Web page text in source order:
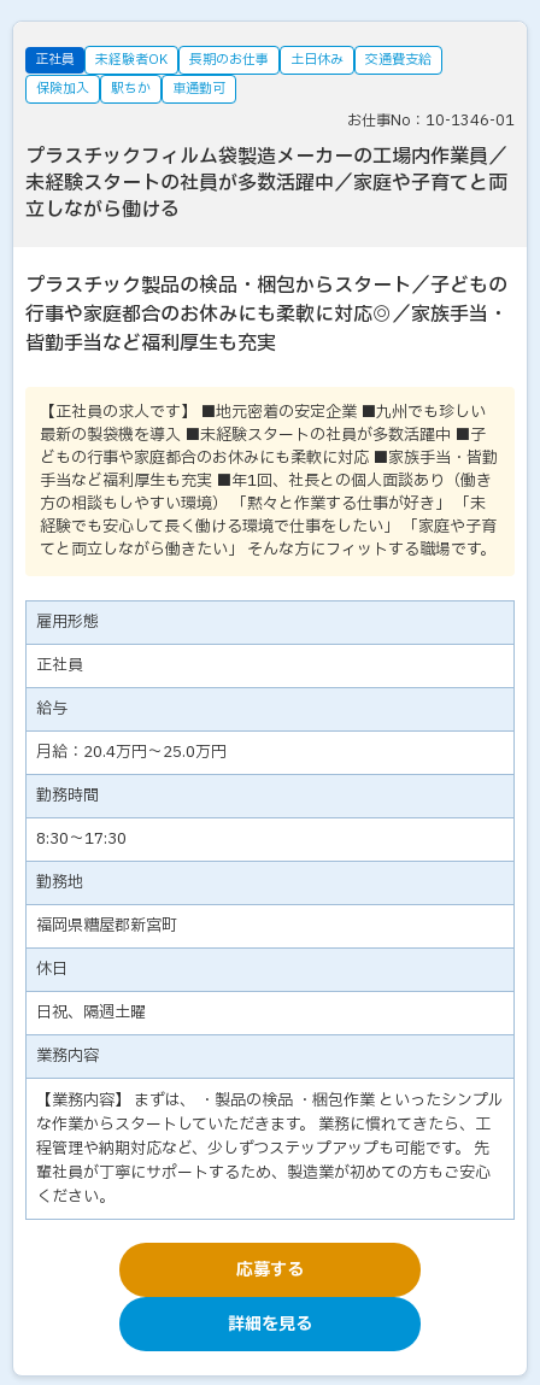
正社員 未経験者OK 長期のお仕事 土日休み
交通費支給
保険加入
駅ちか 車通勤可
お仕事No：10-1346-01
プラスチックフィルム袋製造メーカーの工場内作業員／
未経験スタートの社員が多数活躍中／家庭や子育てと両
立しながら働ける
プラスチック製品の検品・梱包からスタート／子どもの
行事や家庭都合のお休みにも柔軟に対応◎／家族手当・
皆勤手当など福利厚生も充実
【正社員の求人です】 ■地元密着の安定企業 ■九州でも珍しい
最新の製袋機を導入 ■未経験スタートの社員が多数活躍中 ■子
どもの行事や家庭都合のお休みにも柔軟に対応 ■家族手当・皆勤
手当など福利厚生も充実 ■年1回、社長との個人面談あり（働き
方の相談もしやすい環境） 「黙々と作業する仕事が好き」 「未
経験でも安心して長く働ける環境で仕事をしたい」 「家庭や子育
てと両立しながら働きたい」 そんな方にフィットする職場です。
雇用形態
正社員
給与
月給：20.4万円～25.0万円
勤務時間
8:30～17:30
勤務地
福岡県糟屋郡新宮町
休日
日祝、隔週土曜
業務内容
【業務内容】 まずは、 ・製品の検品 ・梱包作業 といったシンプル
な作業からスタートしていただきます。 業務に慣れてきたら、工
程管理や納期対応など、少しずつステップアップも可能です。 先
輩社員が丁寧にサポートするため、製造業が初めての方もご安心
ください。
応募する
詳細を見る